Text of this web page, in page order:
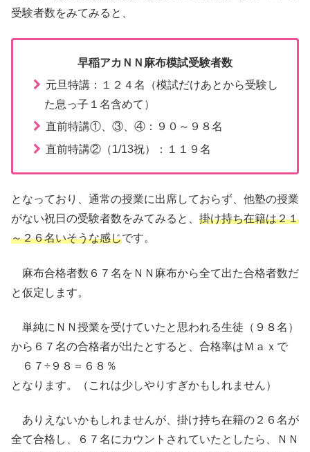
受験者数をみてみると、
早稲アカＮＮ麻布模試受験者数
元旦特講：１２４名（模試だけあとから受験し
た息っ子１名含めて）
直前特講①、③、④：９０～９８名
直前特講②（1/13祝）：１１９名
となっており、通常の授業に出席しておらず、他塾の授業
がない祝日の受験者数をみてみると、 掛け持ち在籍は２１
～２６名いそうな感じです。
麻布合格者数６７名をＮＮ麻布から全て出た合格者数だ
と仮定します。
単純にＮＮ授業を受けていたと思われる生徒（９８名）
から６７名の合格者が出たとすると、合格率はＭａｘで
６７÷９８＝６８％
となります。（これは少しやりすぎかもしれません）
ありえないかもしれませんが、掛け持ち在籍の２６名が
全て合格し、６７名にカウントされていたとしたら、ＮＮ